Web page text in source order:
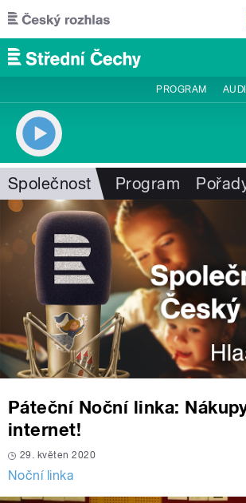
Přejít k hlavnímu obsahu
PROGRAM
Společnost Program
Páteční Noční linka:
internet!
29. květen 2020
Noční linka